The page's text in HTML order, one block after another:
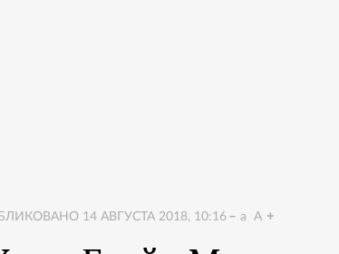
14 АВГУСТА 2018, 10:16 a A